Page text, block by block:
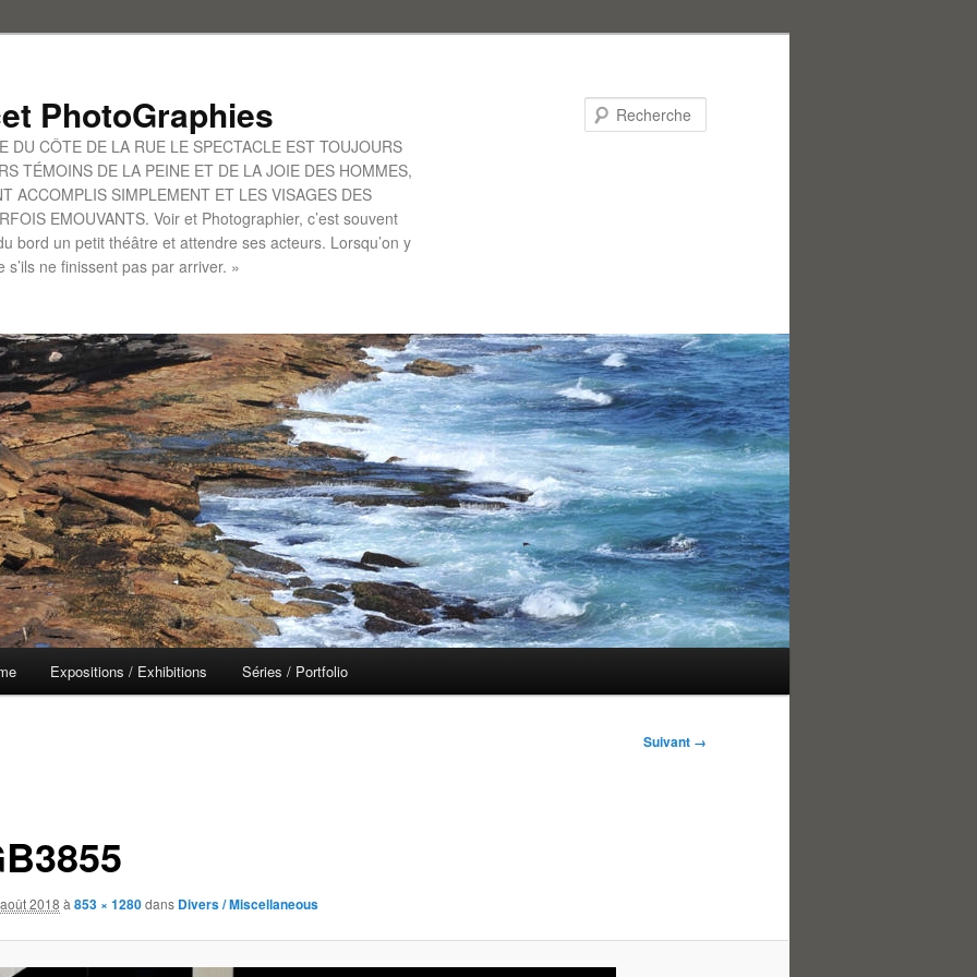
PhotoGraphies
DU CÔTE DE LA RUE LE SPECTACLE EST TOUJOURS
TÉMOINS DE LA PEINE ET DE LA JOIE DES HOMMES,
ACCOMPLIS SIMPLEMENT ET LES VISAGES DES
EMOUVANTS. Voir et Photographier, c’est souvent
bord un petit théâtre et attendre ses acteurs. Lorsqu’on y
ne finissent pas par arriver. »
Expositions / Exhibitions Séries / Portfolio
Suivant →
2018 à 853 × 1280dans Divers / Miscellaneous